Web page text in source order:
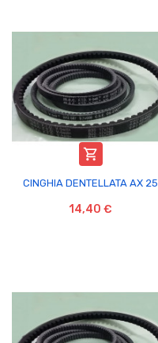

CINGHIA DENTELLATA AX 25
14,40 €